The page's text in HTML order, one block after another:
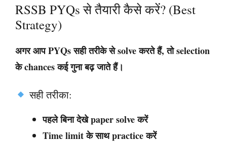
RSSB PYQs से तैयारी कैसे करें? (Best
Strategy)
अगर आप PYQs सही तरीके से solve करते हैं, तो selection
के chances कई गुना बढ़ जाते हैं।
सही तरीका:
पहले बिना देखे paper solve करें
Time limit के साथ practice करें